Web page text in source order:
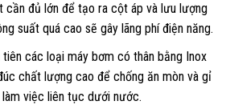
cần đủ lớn để tạo ra cột áp và lưu lượng
suất quá cao sẽ gây lãng phí điện năng.
các loại máy bơm có thân bằng Inox
chất lượng cao để chống ăn mòn và gỉ
việc liên tục dưới nước.